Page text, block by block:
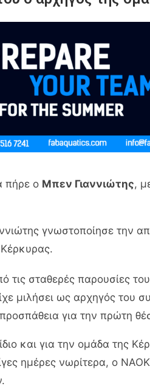
πήρε ο Μπεν Γιαννιώτης,
γνωστοποίησε
τις σταθερές παρουσίες
μιλήσει ως αρχηγός του
για την πρώτη
και για την ομάδα της
ημέρες νωρίτερα, ο